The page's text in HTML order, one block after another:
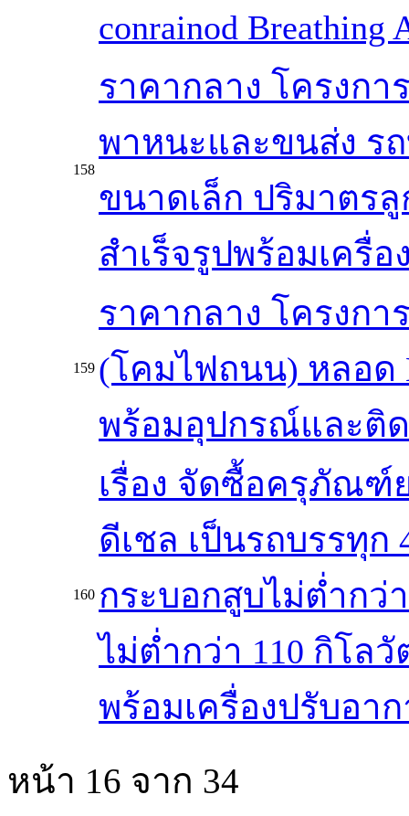
conrainod
158
ราคากลาง โครงก
พาหนะและขนส่ง ร
ขนาดเล็ก ปริมาตรลู
สำเร็จรูปพร้อมเครื่
159
ราคากลาง โครงก
(โคมไฟถนน) หลอด
พร้อมอุปกรณ์และติ
160
เรื่อง จัดซื้อครุภัณฑ์
ดีเชล เป็นรถบรรทุ
กระบอกสูบไม่ต่ำกว่
ไม่ต่ำกว่า 110 กิโล
พร้อมเครื่องปรับอา
หน้า 16 จาก 34